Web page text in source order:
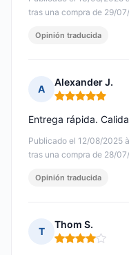
tras una compra de 29/
Opinión traducida
A
Alexander J.
Nota: 5 de 5
Publicado el 12/08/2025
tras una compra de 28/
Entrega rápida.
Opinión traducida
T
Thom S.
Nota: 4 de 5